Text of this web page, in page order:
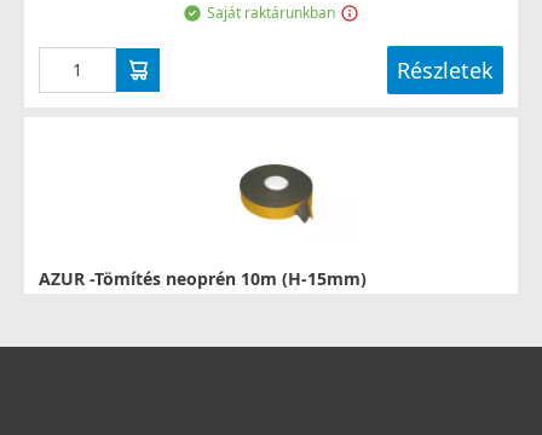
Saját raktárunkban
Részletek
AZUR -Tömítés neoprén 10m (H-15mm)
990 Ft